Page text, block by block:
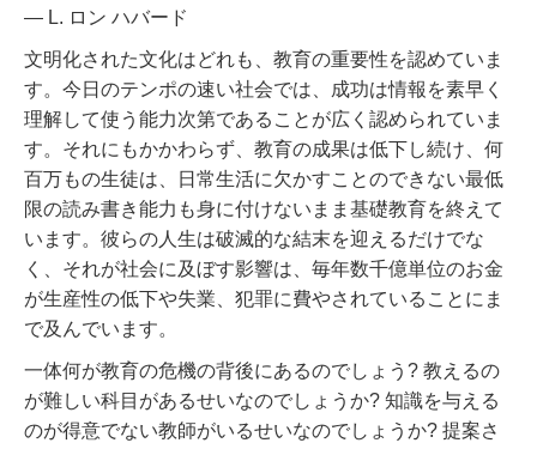
― L. ロン ハバード
文明化された文化はどれも、教育の重要性を認めていま
す。今日のテンポの速い社会では、成功は情報を素早く
理解して使う能力次第であることが広く認められていま
す。それにもかかわらず、教育の成果は低下し続け、何
百万もの生徒は、日常生活に欠かすことのできない最低
限の読み書き能力も身に付けないまま基礎教育を終えて
います。彼らの人生は破滅的な結末を迎えるだけでな
く、それが社会に及ぼす影響は、毎年数千億単位のお金
が生産性の低下や失業、犯罪に費やされていることにま
で及んでいます。
一体何が教育の危機の背後にあるのでしょう? 教えるの
が難しい科目があるせいなのでしょうか? 知識を与える
のが得意でない教師がいるせいなのでしょうか? 提案さ